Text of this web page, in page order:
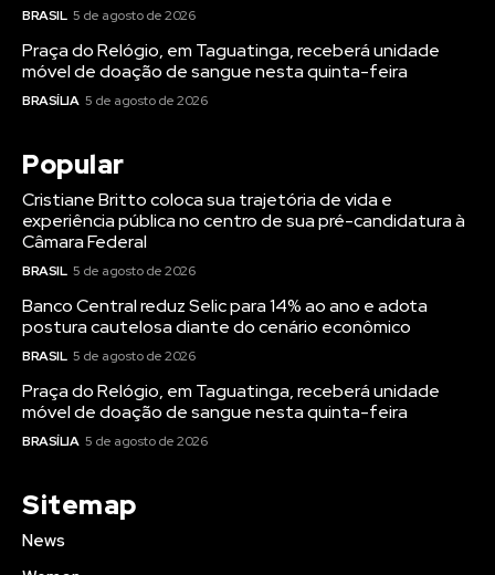
BRASIL 5 de agosto de 2026
Praça do Relógio, em Taguatinga, receberá unidade
móvel de doação de sangue nesta quinta-feira
BRASÍLIA 5 de agosto de 2026
Popular
Cristiane Britto coloca sua trajetória de vida e
experiência pública no centro de sua pré-candidatura à
Câmara Federal
BRASIL 5 de agosto de 2026
Banco Central reduz Selic para 14% ao ano e adota
postura cautelosa diante do cenário econômico
BRASIL 5 de agosto de 2026
Praça do Relógio, em Taguatinga, receberá unidade
móvel de doação de sangue nesta quinta-feira
BRASÍLIA 5 de agosto de 2026
Sitemap
News